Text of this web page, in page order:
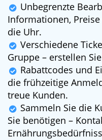
Unbegrenzte
Informationen,
die Uhr.
Verschiedene
Gruppe – erstellen
Rabattcodes und
die frühzeitige
treue Kunden.
Sammeln Sie die
Sie benötigen –